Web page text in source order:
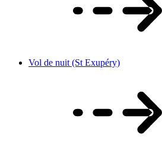
Vol de nuit (St Exupéry)